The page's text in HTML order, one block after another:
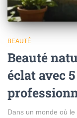
BEAUTÉ
Beauté
éclat avec
Dans un monde où le